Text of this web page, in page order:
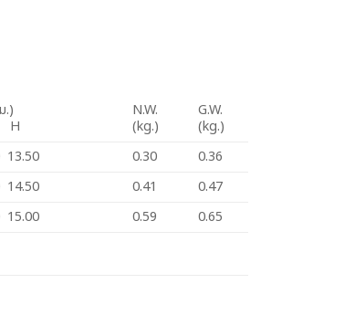
.)
N.W.
(kg.)
G.W.
(kg.)
13.50 0.30
0.36
14.50 0.41
0.47
15.00 0.59 0.65